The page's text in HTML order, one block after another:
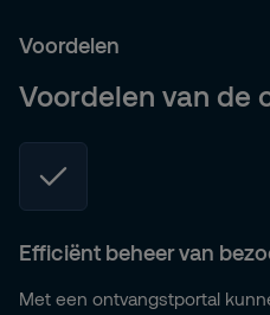
Voordelen
Voordelen van de
Efficiënt beheer van
Met een ontvangstportal